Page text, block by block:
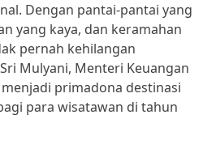
Dengan pantai-pantai yang
yang kaya, dan keramahan
pernah kehilangan
Mulyani, Menteri Keuangan
primadona destinasi
para wisatawan di tahun